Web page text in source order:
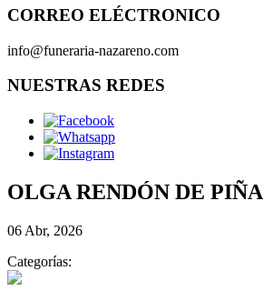
CORREO ELÉCTRONICO
info@funeraria-nazareno.com
NUESTRAS REDES
OLGA RENDÓN DE PIÑA
06 Abr, 2026
Categorías: